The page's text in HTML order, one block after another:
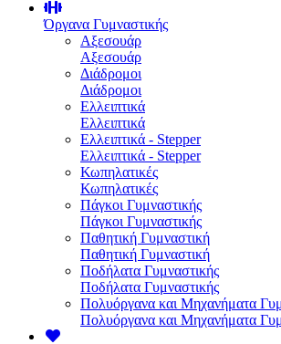
Όργανα Γυμναστικής
Αξεσουάρ
Αξεσουάρ
Διάδρομοι
Διάδρομοι
Ελλειπτικά
Ελλειπτικά
Ελλειπτικά - Stepper
Ελλειπτικά - Stepper
Κωπηλατικές
Κωπηλατικές
Πάγκοι Γυμναστικής
Πάγκοι Γυμναστικής
Παθητική Γυμναστική
Παθητική Γυμναστική
Ποδήλατα Γυμναστικής
Ποδήλατα Γυμναστικής
Πολυόργανα και Μηχανήματα
Πολυόργανα και Μηχανήματα